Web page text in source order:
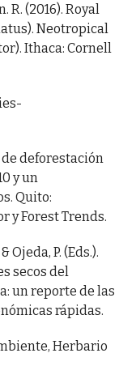
R. (2016). Royal
Neotropical
Ithaca: Cornell
de deforestación
y un
Quito:
y Forest Trends.
Ojeda, P. (Eds.).
secos del
un reporte de las
rápidas.
Herbario